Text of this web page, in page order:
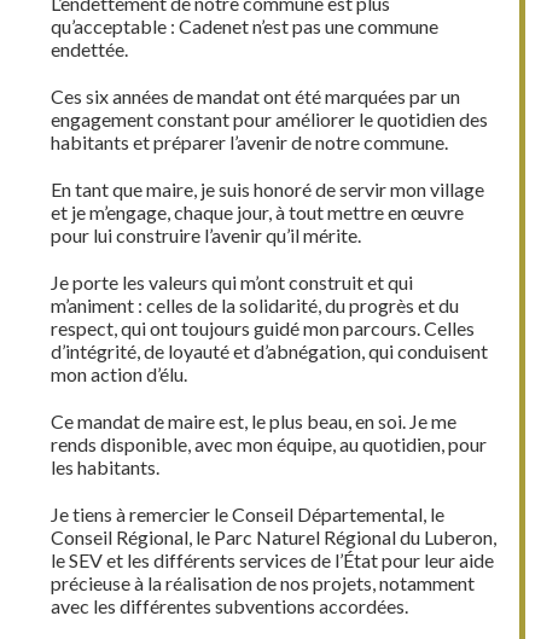
qu’acceptable : Cadenet n’est pas une commune
endettée.
Ces six années de mandat ont été marquées par un
engagement constant pour améliorer le quotidien des
habitants et préparer l’avenir de notre commune.
En tant que maire, je suis honoré de servir mon village
et je m’engage, chaque jour, à tout mettre en œuvre
pour lui construire l’avenir qu’il mérite.
Je porte les valeurs qui m’ont construit et qui
m’animent : celles de la solidarité, du progrès et du
respect, qui ont toujours guidé mon parcours. Celles
d’intégrité, de loyauté et d’abnégation, qui conduisent
mon action d’élu.
Ce mandat de maire est, le plus beau, en soi. Je me
rends disponible, avec mon équipe, au quotidien, pour
les habitants.
Je tiens à remercier le Conseil Départemental, le
Conseil Régional, le Parc Naturel Régional du Luberon,
le SEV et les différents services de l’État pour leur aide
précieuse à la réalisation de nos projets, notamment
avec les différentes subventions accordées.